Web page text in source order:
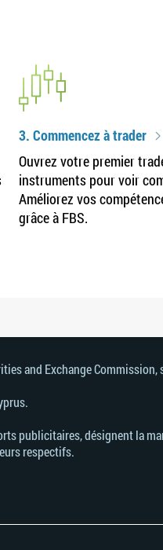
3. Commencez à trader
Ouvrez votre premier
instruments pour voir
Améliorez vos
grâce à FBS.
and Exchange
publicitaires, désignent la
respectifs.